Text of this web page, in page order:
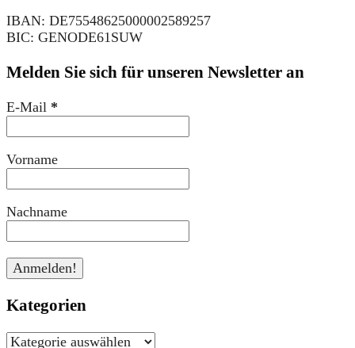
IBAN: DE75548625000002589257
BIC: GENODE61SUW
Melden Sie sich für unseren Newsletter an
E-Mail *
Vorname
Nachname
Kategorien
Kategorien